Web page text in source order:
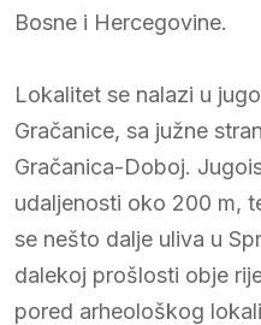
Bosne i Hercegovine.
Lokalitet se nalazi u
Gračanice, sa južne
Gračanica-Doboj.
udaljenosti oko 200 m,
se nešto dalje uliva u
dalekoj prošlosti obje
pored arheološkog